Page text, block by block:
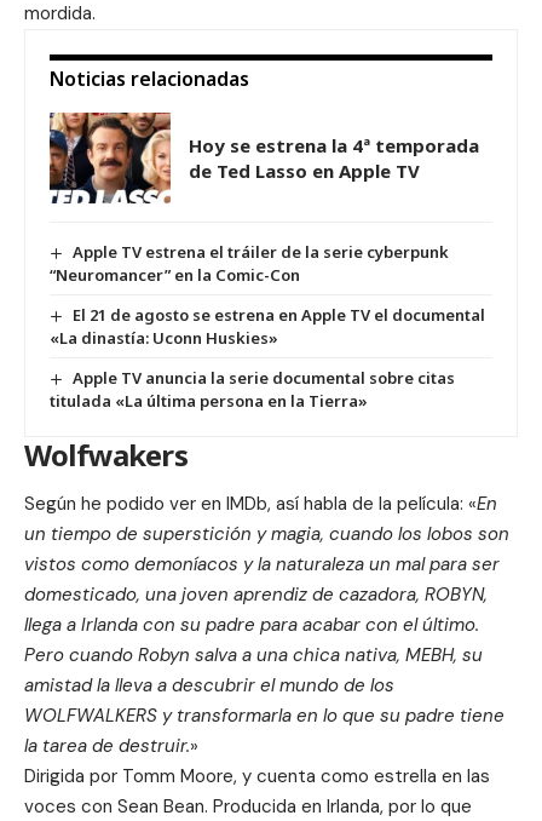
mordida.
Noticias relacionadas
Hoy se estrena la 4ª temporada
de Ted Lasso en Apple TV
Apple TV estrena el tráiler de la serie cyberpunk
“Neuromancer” en la Comic-Con
El 21 de agosto se estrena en Apple TV el documental
«La dinastía: Uconn Huskies»
Apple TV anuncia la serie documental sobre citas
titulada «La última persona en la Tierra»
Wolfwakers
Según he podido ver en IMDb, así habla de la película: «En
un tiempo de superstición y magia, cuando los lobos son
vistos como demoníacos y la naturaleza un mal para ser
domesticado, una joven aprendiz de cazadora, ROBYN,
llega a Irlanda con su padre para acabar con el último.
Pero cuando Robyn salva a una chica nativa, MEBH, su
amistad la lleva a descubrir el mundo de los
WOLFWALKERS y transformarla en lo que su padre tiene
la tarea de destruir.»
Dirigida por Tomm Moore, y cuenta como estrella en las
voces con Sean Bean. Producida en Irlanda, por lo que